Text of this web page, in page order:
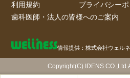
利用規約 プライバシー
歯科医師・法人の皆様へのご案内
情報提供：株式会社ウェル
Copyright(C) IDENS